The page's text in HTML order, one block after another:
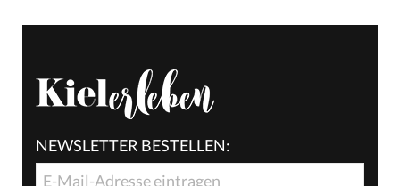
NEWSLETTER BESTELLEN: